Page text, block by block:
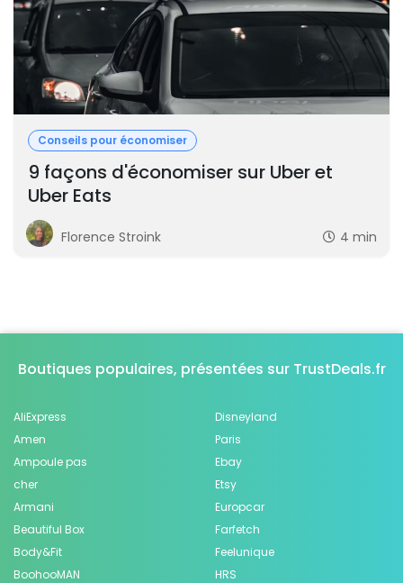
Conseils pour économiser
9 façons d'économiser sur Uber et
Uber Eats
Florence Stroink 4 min
Boutiques populaires, présentées sur TrustDeals.fr
AliExpress
Amen
Ampoule pas
cher
Armani
Beautiful Box
Body&Fit
BoohooMAN
Disneyland
Paris
Ebay
Etsy
Europcar
Farfetch
Feelunique
HRS